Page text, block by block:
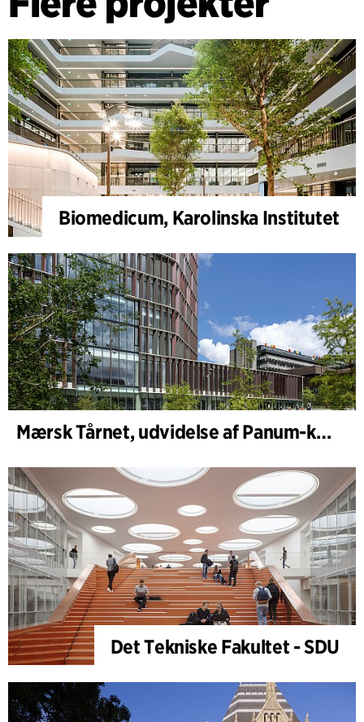
Biomedicum, Karolinska Institutet
Mærsk Tårnet, udvidelse af Panum-komplekset
Det Tekniske Fakultet - SDU